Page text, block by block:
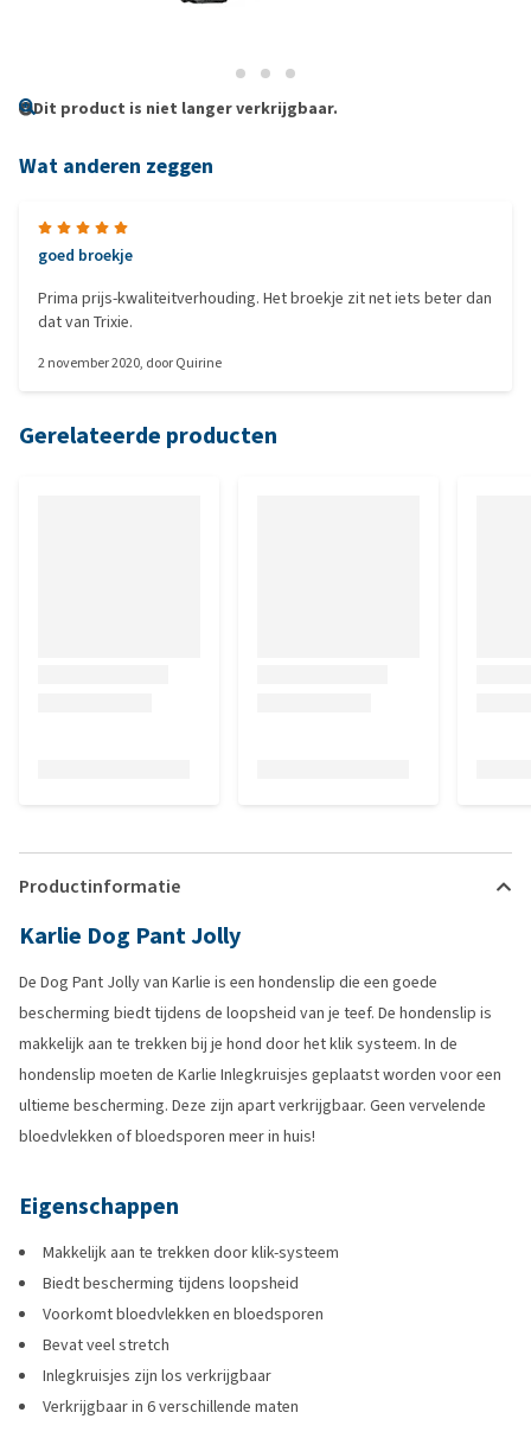
Dit product is niet langer verkrijgbaar.
Wat anderen zeggen
goed broekje
Prima prijs-kwaliteitverhouding. Het broekje zit net iets beter dan
dat van Trixie.
2 november 2020, doorQuirine
Gerelateerde producten
Productinformatie
Karlie Dog Pant Jolly
De Dog Pant Jolly van Karlie is een hondenslip die een goede
bescherming biedt tijdens de loopsheid van je teef. De hondenslip is
makkelijk aan te trekken bij je hond door het klik systeem. In de
hondenslip moeten de Karlie Inlegkruisjes geplaatst worden voor een
ultieme bescherming. Deze zijn apart verkrijgbaar. Geen vervelende
bloedvlekken of bloedsporen meer in huis!
Eigenschappen
Makkelijk aan te trekken door klik-systeem
Biedt bescherming tijdens loopsheid
Voorkomt bloedvlekken en bloedsporen
Bevat veel stretch
Inlegkruisjes zijn los verkrijgbaar
Verkrijgbaar in 6 verschillende maten